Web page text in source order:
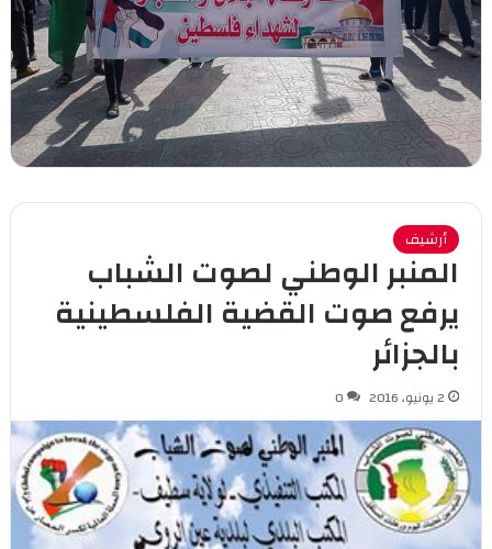
أرشيف
المنبر الوطني لصوت الشباب
يرفع صوت القضية الفلسطينية
بالجزائر
2 يونيو، 2016 0